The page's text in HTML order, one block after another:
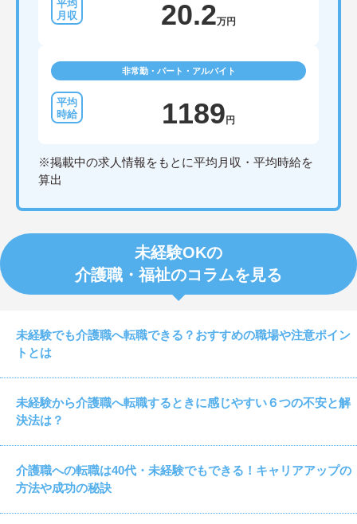
20.2万円
非常勤・パート・アルバイト
1189円
※掲載中の求人情報をもとに平均月収・平均時給を
算出
未経験OKの
介護職・福祉のコラムを見る
未経験でも介護職へ転職できる？おすすめの職場や注意ポイン
トとは
未経験から介護職へ転職するときに感じやすい６つの不安と解
決法は？
介護職への転職は40代・未経験でもできる！キャリアアップの
方法や成功の秘訣